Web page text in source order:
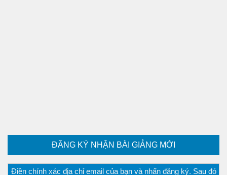
ĐĂNG KÝ NHẬN BÀI GIẢNG MỚI
Điền chính xác địa chỉ email của bạn và nhấn đăng ký. Sau đó